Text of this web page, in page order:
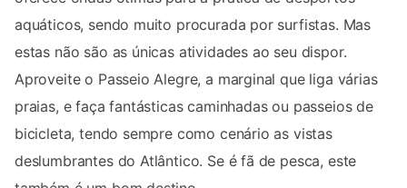
aquáticos, sendo muito procurada por surfistas. Mas
estas não são as únicas atividades ao seu dispor.
Aproveite o Passeio Alegre, a marginal que liga várias
praias, e faça fantásticas caminhadas ou passeios de
bicicleta, tendo sempre como cenário as vistas
deslumbrantes do Atlântico. Se é fã de pesca, este